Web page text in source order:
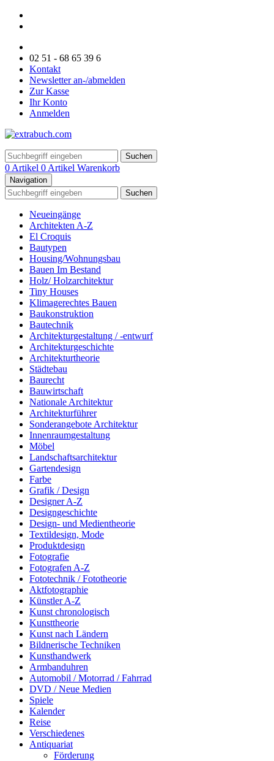
02 51 - 68 65 39 6
Kontakt
Newsletter an-/abmelden
Zur Kasse
Ihr Konto
Anmelden
Suchen
0 Artikel 0 Artikel Warenkorb
Navigation
Suchen
Neueingänge
Architekten A-Z
El Croquis
Bautypen
Housing/Wohnungsbau
Bauen Im Bestand
Holz/ Holzarchitektur
Tiny Houses
Klimagerechtes Bauen
Baukonstruktion
Bautechnik
Architekturgestaltung / -entwurf
Architekturgeschichte
Architekturtheorie
Städtebau
Baurecht
Bauwirtschaft
Nationale Architektur
Architekturführer
Sonderangebote Architektur
Innenraumgestaltung
Möbel
Landschaftsarchitektur
Gartendesign
Farbe
Grafik / Design
Designer A-Z
Designgeschichte
Design- und Medientheorie
Textildesign, Mode
Produktdesign
Fotografie
Fotografen A-Z
Fototechnik / Fototheorie
Aktfotographie
Künstler A-Z
Kunst chronologisch
Kunsttheorie
Kunst nach Ländern
Bildnerische Techniken
Kunsthandwerk
Armbanduhren
Automobil / Motorrad / Fahrrad
DVD / Neue Medien
Spiele
Kalender
Reise
Verschiedenes
Antiquariat
Förderung